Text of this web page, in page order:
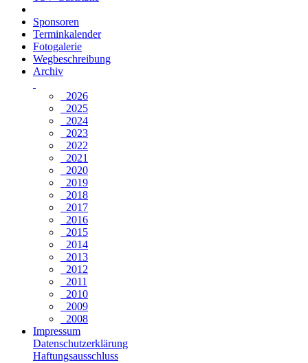
Sponsoren
Terminkalender
Fotogalerie
Wegbeschreibung
Archiv
2026
2025
2024
2023
2022
2021
2020
2019
2018
2017
2016
2015
2014
2013
2012
2011
2010
2009
2008
Impressum
Datenschutzerklärung
Haftungsausschluss